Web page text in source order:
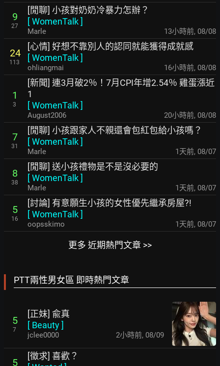
9
27
[閒聊] 小孩對奶奶冷暴力怎辦？
[WomenTalk]
Marle 13小時前, 08/08
24
113
[心情] 好想不靠別人的認同就能獲得成就感
[WomenTalk]
ohliangmai 16小時前, 08/08
1
3
[新聞] 連3月破2％！7月CPI年增2.54％ 雞蛋漲近
1
[WomenTalk]
August2006 20小時前, 08/08
7
31
[閒聊] 小孩跟家人不親還會包紅包給小孩嗎？
[WomenTalk]
Marle 1天前, 08/07
8
38
[閒聊] 送小孩禮物是不是沒必要的
[WomenTalk]
Marle 1天前, 08/07
5
16
[討論] 有意願生小孩的女性優先繼承房屋?!
[WomenTalk]
oopsskimo 1天前, 08/07
更多 近期熱門文章 >>
PTT兩性男女區 即時熱門文章
5
7
[正妹] 兪真
[ Beauty]
jclee0000 2小時前, 08/09
5
[徵求] 喜歡？